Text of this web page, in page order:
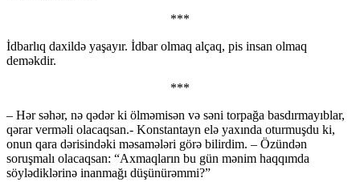
***
İdbarlıq daxildə yaşayır. İdbar olmaq alçaq, pis insan olmaq
deməkdir.
***
– Hər səhər, nə qədər ki ölməmisən və səni torpağa basdırmayıblar,
qərar verməli olacaqsan.- Konstantayn elə yaxında oturmuşdu ki,
onun qara dərisindəki məsamələri görə bilirdim. – Özündən
soruşmalı olacaqsan: “Axmaqların bu gün mənim haqqımda
söylədiklərinə inanmağı düşünürəmmi?”